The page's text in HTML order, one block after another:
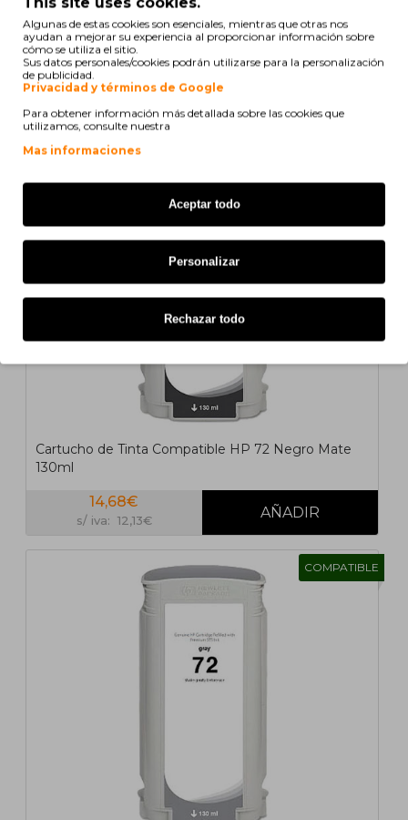
1 2 >
Mostrando de 1 a 5 de 6 (2 Páginas)
También para tu impresora
Cartucho de Tinta Compatible HP 72 Negro Mate
130ml
14,68€
s/ iva: 12,13€
COMPATIBLE
Algunas de estas cookies son esenciales, mientras que otras nos
ayudan a mejorar su experiencia al proporcionar información sobre
cómo se utiliza el sitio.
Sus datos personales/cookies podrán utilizarse para la personalización
de publicidad.
Privacidad y términos de Google
Para obtener información más detallada sobre las cookies que
utilizamos, consulte nuestra
Mas informaciones
Aceptar todo
Personalizar
Rechazar todo